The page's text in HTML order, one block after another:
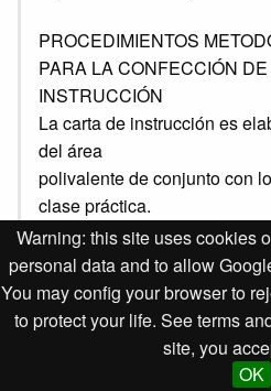
Warning: this site uses cookies
personal data and to allow
You may config your browser to
to protect your life. See terms
site, you
OK
PROCEDIMIENTOS
PARA LA CONFECCIÓN
INSTRUCCIÓN
La carta de instrucción es
del área
polivalente de conjunto con
clase práctica.
Se confecciona paso a
orden lógico
operacional para el proyecto
con que se
expone el contenido en las